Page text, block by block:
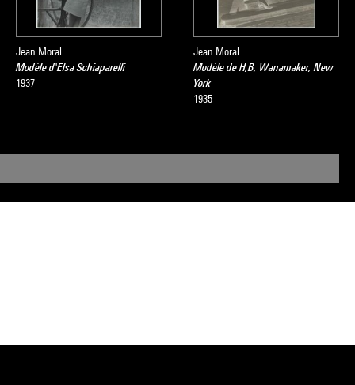
Jean Moral
Modèle d'Elsa Schiaparelli
1937
Jean Moral
Modèle de H,B, Wanamaker, New
York
1935